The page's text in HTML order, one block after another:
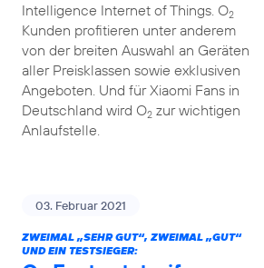
Intelligence Internet of Things. O2
Kunden profitieren unter anderem
von der breiten Auswahl an Geräten
aller Preisklassen sowie exklusiven
Angeboten. Und für Xiaomi Fans in
Deutschland wird O2zur wichtigen
Anlaufstelle.
03. Februar 2021
ZWEIMAL „SEHR GUT“, ZWEIMAL „GUT“
UND EIN TESTSIEGER: